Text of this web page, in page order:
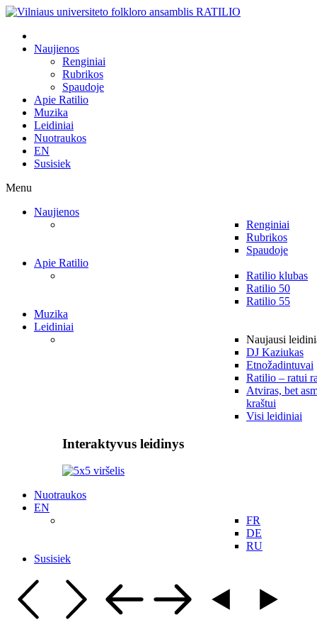
Naujienos
Renginiai
Rubrikos
Spaudoje
Apie Ratilio
Muzika
Leidiniai
Nuotraukos
EN
Susisiek
Menu
Naujienos
Renginiai
Rubrikos
Spaudoje
Apie Ratilio
Ratilio klubas
Ratilio 50
Ratilio 55
Muzika
Leidiniai
Naujausi
DJ Kaziukas
Etnožadintuvai
Ratilio – ratui
Atviras, bet
kraštui
Visi leidiniai
Interaktyvus leidinys
Nuotraukos
EN
FR
DE
RU
Susisiek